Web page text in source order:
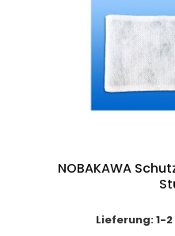
NOBAKAWA
Lieferung: 1-